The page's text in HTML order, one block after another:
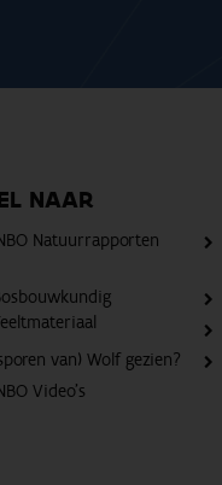
NAAR
Natuurrapporten
van) Wolf gezien?
Video's